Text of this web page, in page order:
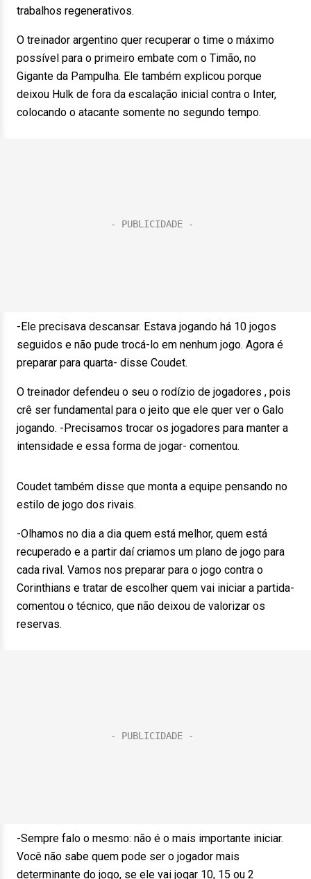
trabalhos regenerativos.
O treinador argentino quer recuperar o time o máximo
possível para o primeiro embate com o Timão, no
Gigante da Pampulha. Ele também explicou porque
deixou Hulk de fora da escalação inicial contra o Inter,
colocando o atacante somente no segundo tempo.
-Ele precisava descansar. Estava jogando há 10 jogos
seguidos e não pude trocá-lo em nenhum jogo. Agora é
preparar para quarta- disse Coudet.
O treinador defendeu o seu o rodízio de jogadores , pois
crê ser fundamental para o jeito que ele quer ver o Galo
jogando. -Precisamos trocar os jogadores para manter a
intensidade e essa forma de jogar- comentou.
Coudet também disse que monta a equipe pensando no
estilo de jogo dos rivais.
-Olhamos no dia a dia quem está melhor, quem está
recuperado e a partir daí criamos um plano de jogo para
cada rival. Vamos nos preparar para o jogo contra o
Corinthians e tratar de escolher quem vai iniciar a partida-
comentou o técnico, que não deixou de valorizar os
reservas.
-Sempre falo o mesmo: não é o mais importante iniciar.
Você não sabe quem pode ser o jogador mais
determinante do jogo, se ele vai jogar 10, 15 ou 2